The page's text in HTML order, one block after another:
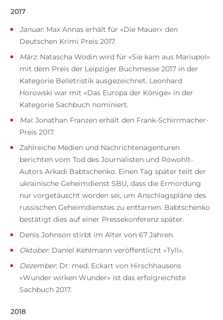
2017
Januar: Max Annas erhält für «Die Mauer» den
Deutschen Krimi Preis 2017.
März: Natascha Wodin wird für «Sie kam aus Mariupol»
mit dem Preis der Leipziger Buchmesse 2017 in der
Kategorie Belletristik ausgezeichnet. Leonhard
Horowski war mit «Das Europa der Könige» in der
Kategorie Sachbuch nominiert.
Mai: Jonathan Franzen erhält den Frank-Schirrmacher-
Preis 2017.
Zahlreiche Medien und Nachrichtenagenturen
berichten vom Tod des Journalisten und Rowohlt-
Autors Arkadi Babtschenko. Einen Tag später teilt der
ukrainische Geheimdienst SBU, dass die Ermordung
nur vorgetäuscht worden sei, um Anschlagspläne des
russischen Geheimdienstes zu enttarnen. Babtschenko
bestätigt dies auf einer Pressekonferenz später.
Denis Johnson stirbt im Alter von 67 Jahren.
Oktober: Daniel Kehlmann veröffentlicht «Tyll».
Dezember: Dr. med. Eckart von Hirschhausens
«Wunder wirken Wunder» ist das erfolgreichste
Sachbuch 2017.
2018